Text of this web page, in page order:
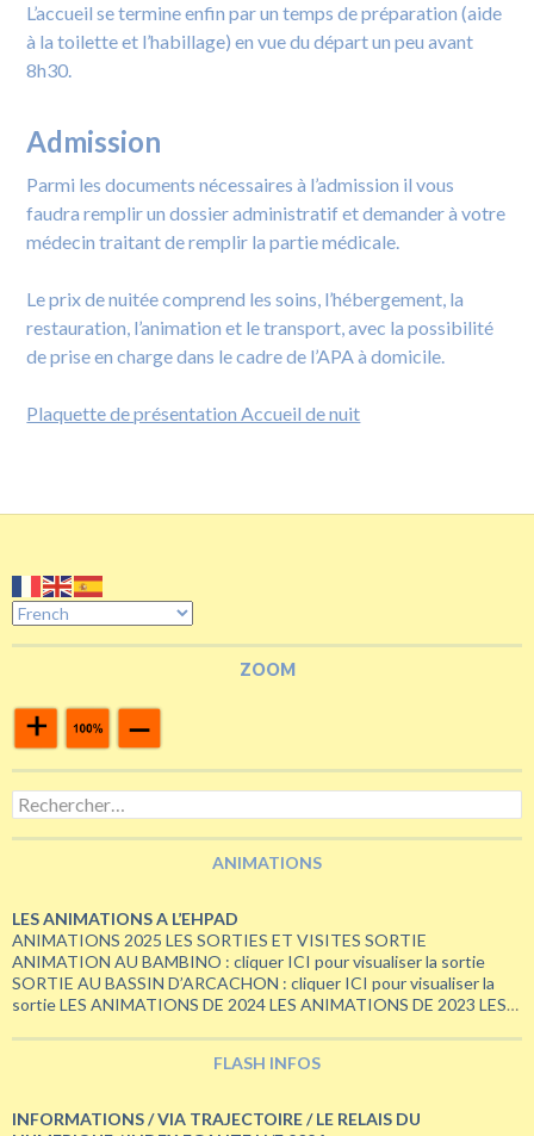
L’accueil se termine enfin par un temps de préparation (aide
à la toilette et l’habillage) en vue du départ un peu avant
8h30.
Admission
Parmi les documents nécessaires à l’admission il vous
faudra remplir un dossier administratif et demander à votre
médecin traitant de remplir la partie médicale.
Le prix de nuitée comprend les soins, l’hébergement, la
restauration, l’animation et le transport, avec la possibilité
de prise en charge dans le cadre de l’APA à domicile.
Plaquette de présentation Accueil de nuit
ZOOM
Rechercher :
ANIMATIONS
LES ANIMATIONS A L’EHPAD
ANIMATIONS 2025 LES SORTIES ET VISITES SORTIE
ANIMATION AU BAMBINO : cliquer ICI pour visualiser la sortie
SORTIE AU BASSIN D’ARCACHON : cliquer ICI pour visualiser la
sortie LES ANIMATIONS DE 2024 LES ANIMATIONS DE 2023 LES
– PARIS LES ANIMATIONS DE 2021 LA FETE DE …Continuer la
A
L’EHPAD
FLASH INFOS
INFORMATIONS / VIA TRAJECTOIRE / LE RELAIS DU